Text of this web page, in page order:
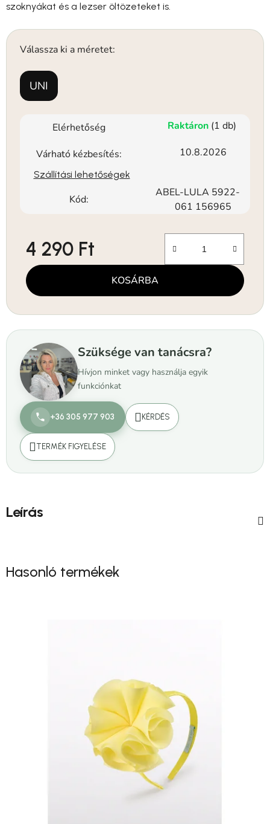
szoknyákat és a lezser öltözeteket is.
Válassza ki a méretet:
UNI
Elérhetőség Raktáron (1 db)
Várható kézbesítés: 10.8.2026
Szállítási lehetőségek
Kód:
ABEL-LULA 5922-
061 156965
4 290 Ft
Egységár:
KOSÁRBA
Szüksége van tanácsra?
Hívjon minket vagy használja egyik
funkciónkat
+36 305 977 903 KÉRDÉS
TERMÉK FIGYELÉSE
Leírás
Hasonló termékek